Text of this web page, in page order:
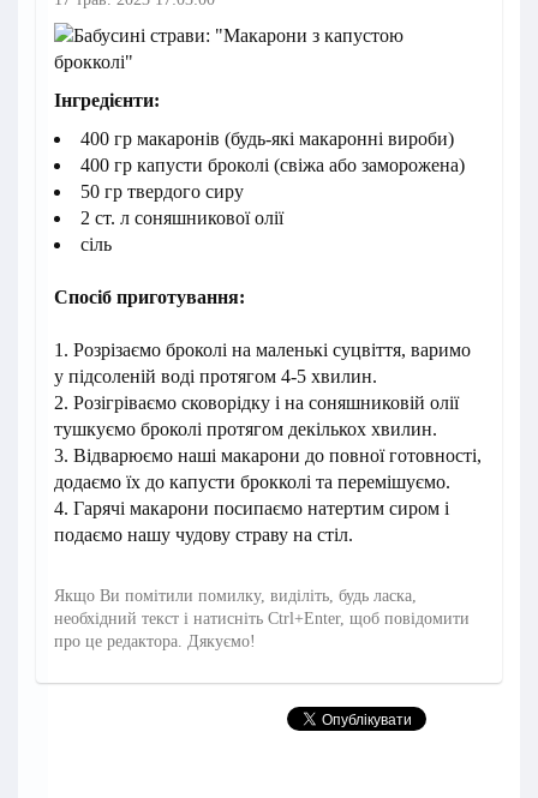
Інгредієнти:
400 гр макаронів (будь-які макаронні вироби)
400 гр капусти броколі (свіжа або заморожена)
50 гр твердого сиру
2 ст. л соняшникової олії
сіль
Спосіб приготування:
1. Розрізаємо броколі на маленькі суцвіття, варимо
у підсоленій воді протягом 4-5 хвилин.
2. Розігріваємо сковорідку і на соняшниковій олії
тушкуємо броколі протягом декількох хвилин.
3. Відварюємо наші макарони до повної готовності,
додаємо їх до капусти брокколі та перемішуємо.
4. Гарячі макарони посипаємо натертим сиром і
подаємо нашу чудову страву на стіл.
Якщо Ви помітили помилку, виділіть, будь ласка,
необхідний текст і натисніть Ctrl+Enter, щоб повідомити
про це редактора. Дякуємо!